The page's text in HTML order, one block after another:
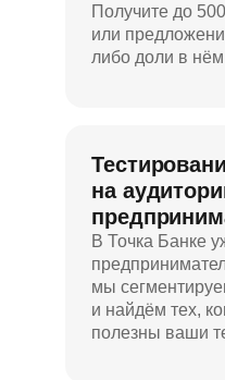
Получите до
или
либо доли в нём
на
В Точка Банке
мы
и найдём тех,
полезны ваши